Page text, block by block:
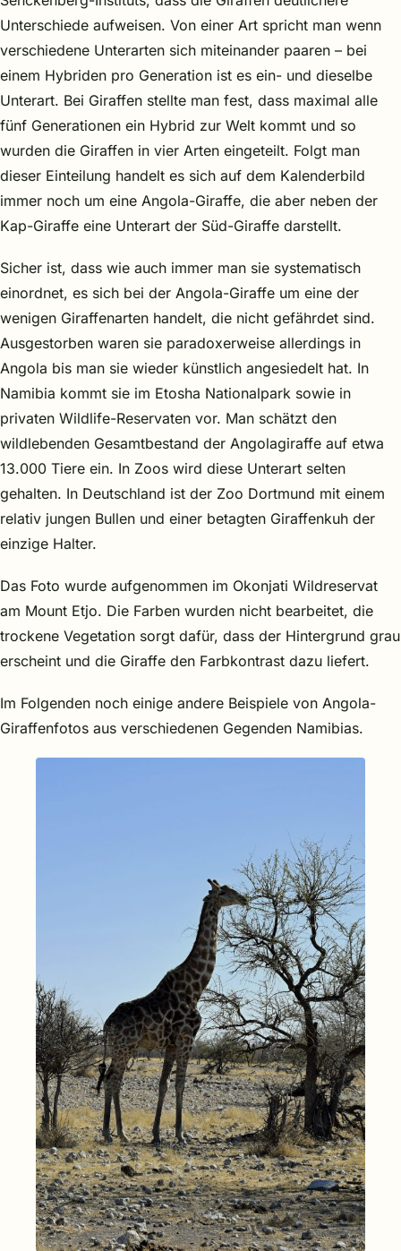
Unterschiede aufweisen. Von einer Art spricht man wenn
verschiedene Unterarten sich miteinander paaren – bei
einem Hybriden pro Generation ist es ein- und dieselbe
Unterart. Bei Giraffen stellte man fest, dass maximal alle
fünf Generationen ein Hybrid zur Welt kommt und so
wurden die Giraffen in vier Arten eingeteilt. Folgt man
dieser Einteilung handelt es sich auf dem Kalenderbild
immer noch um eine Angola-Giraffe, die aber neben der
Kap-Giraffe eine Unterart der Süd-Giraffe darstellt.
Sicher ist, dass wie auch immer man sie systematisch
einordnet, es sich bei der Angola-Giraffe um eine der
wenigen Giraffenarten handelt, die nicht gefährdet sind.
Ausgestorben waren sie paradoxerweise allerdings in
Angola bis man sie wieder künstlich angesiedelt hat. In
Namibia kommt sie im Etosha Nationalpark sowie in
privaten Wildlife-Reservaten vor. Man schätzt den
wildlebenden Gesamtbestand der Angolagiraffe auf etwa
13.000 Tiere ein. In Zoos wird diese Unterart selten
gehalten. In Deutschland ist der Zoo Dortmund mit einem
relativ jungen Bullen und einer betagten Giraffenkuh der
einzige Halter.
Das Foto wurde aufgenommen im Okonjati Wildreservat
am Mount Etjo. Die Farben wurden nicht bearbeitet, die
trockene Vegetation sorgt dafür, dass der Hintergrund grau
erscheint und die Giraffe den Farbkontrast dazu liefert.
Im Folgenden noch einige andere Beispiele von Angola-
Giraffenfotos aus verschiedenen Gegenden Namibias.